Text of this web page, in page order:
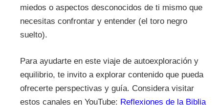
miedos o aspectos desconocidos de ti mismo que
necesitas confrontar y entender (el toro negro
suelto).
Para ayudarte en este viaje de autoexploración y
equilibrio, te invito a explorar contenido que pueda
ofrecerte perspectivas y guía. Considera visitar
estos canales en YouTube: Reflexiones de la Biblia